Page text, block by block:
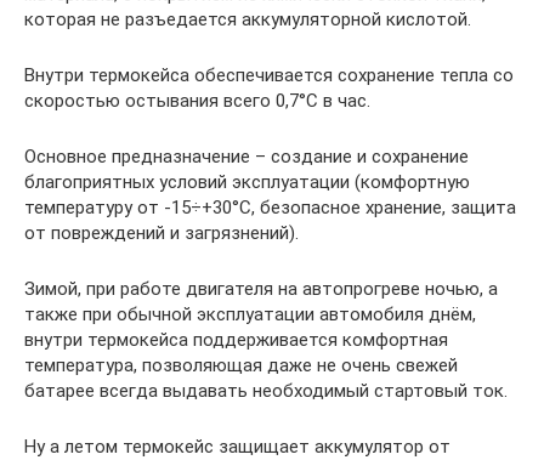
которая не разъедается аккумуляторной кислотой.
Внутри термокейса обеспечивается сохранение тепла со
скоростью остывания всего 0,7°С в час.
Основное предназначение – создание и сохранение
благоприятных условий эксплуатации (комфортную
температуру от -15÷+30°С, безопасное хранение, защита
от повреждений и загрязнений).
Зимой, при работе двигателя на автопрогреве ночью, а
также при обычной эксплуатации автомобиля днём,
внутри термокейса поддерживается комфортная
температура, позволяющая даже не очень свежей
батарее всегда выдавать необходимый стартовый ток.
Ну а летом термокейс защищает аккумулятор от